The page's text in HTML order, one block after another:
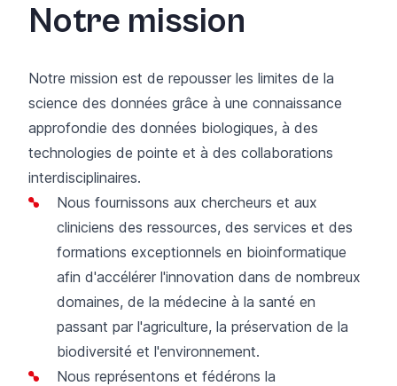
Notre mission
Notre mission est de repousser les limites de la
science des données grâce à une connaissance
approfondie des données biologiques, à des
technologies de pointe et à des collaborations
interdisciplinaires.
Nous fournissons aux chercheurs et aux
cliniciens des ressources, des services et des
formations exceptionnels en bioinformatique
afin d'accélérer l'innovation dans de nombreux
domaines, de la médecine à la santé en
passant par l'agriculture, la préservation de la
biodiversité et l'environnement.
Nous représentons et fédérons la